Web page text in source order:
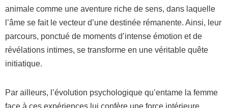
animale comme une aventure riche de sens, dans laquelle
l’âme se fait le vecteur d’une destinée rémanente. Ainsi, leur
parcours, ponctué de moments d’intense émotion et de
révélations intimes, se transforme en une véritable quête
initiatique.
Par ailleurs, l’évolution psychologique qu’entame la femme
face à ces expériences lui confère une force intérieure